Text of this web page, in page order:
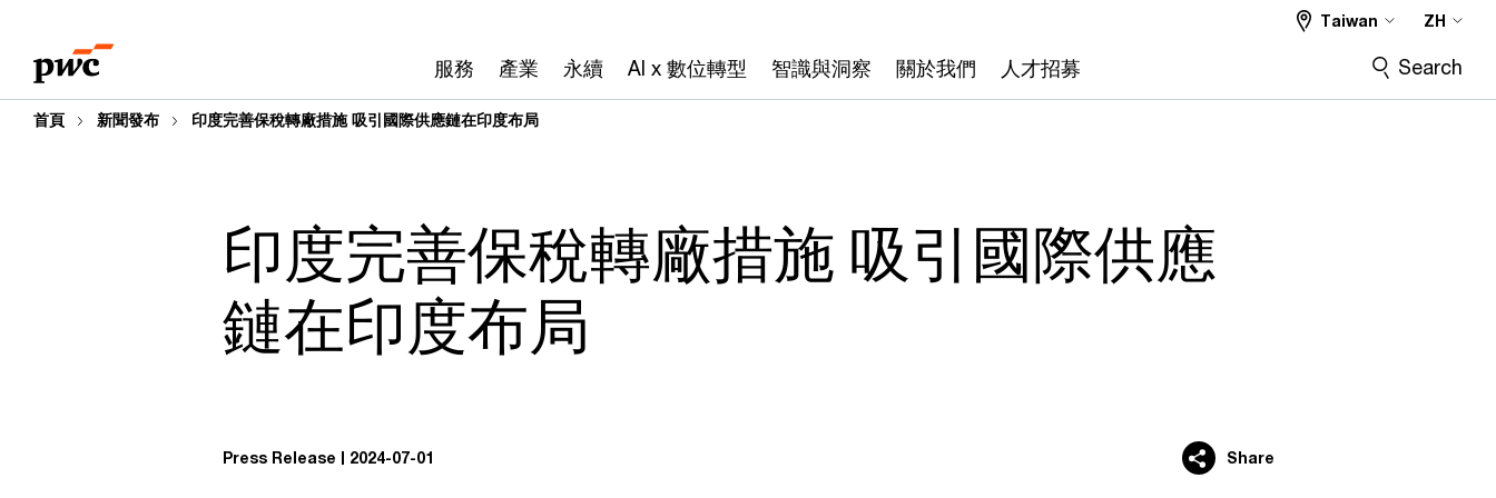
content
footer
服務 產業 永續 AI x 數位轉型 智識與洞察 關於我們 人才招募
Taiwan ZH
Search
首頁 新聞發布 印度完善保稅轉廠措施 吸引國際供應鏈在印度布局
印度完善保稅轉廠措施 吸引國際供應
鏈在印度布局
Press Release 2024-07-01 Share